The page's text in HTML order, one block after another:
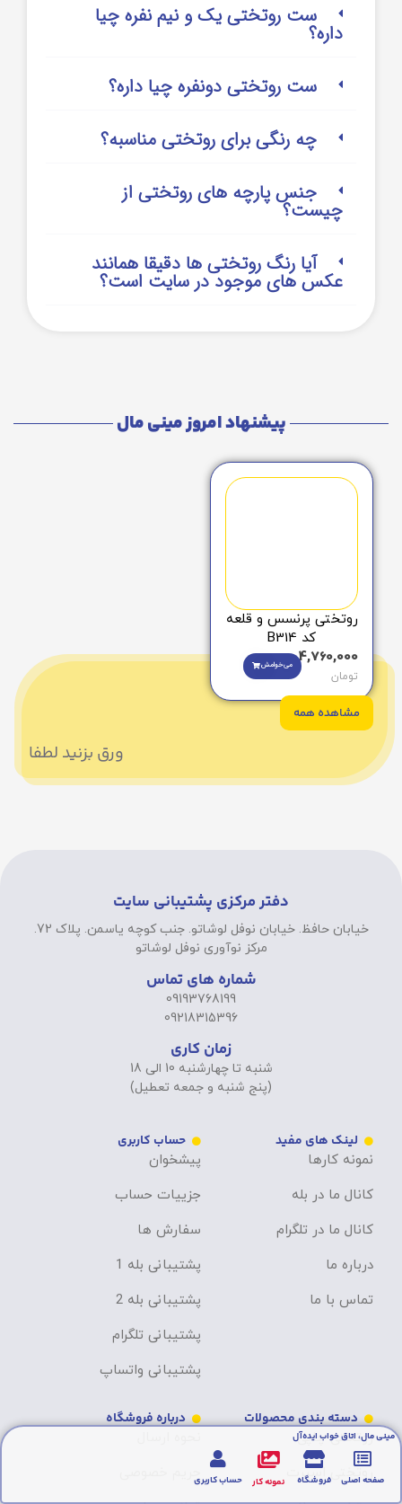
ست روتختی یک و نیم نفره چیا
داره؟
ست روتختی دونفره چیا داره؟
چه رنگی برای روتختی مناسبه؟
جنس پارچه های روتختی از
چیست؟
آیا رنگ روتختی ها دقیقا همانند
عکس های موجود در سایت است؟
پیشنهاد امروز مینی مال
روتختی پرنسس و قلعه
کد B314
4,760,000
تومان
می‌خوامش
مشاهده همه
ورق بزنید لطفا
دفتر مرکزی پشتیبانی سایت
خیابان حافظ. خیابان نوفل لوشاتو. جنب کوچه یاسمن. پلاک 72.
مرکز نوآوری نوفل لوشاتو
شماره های تماس
09193768199
09218315396
زمان کاری
شنبه تا چهارشنبه 10 الی 18
(پنج شنبه و جمعه تعطیل)
لینک های مفید
نمونه کارها
کانال ما در بله
کانال ما در تلگرام
درباره ما
تماس با ما
حساب کاربری
پیشخوان
جزییات حساب
سفارش ها
پشتیبانی بله 1
پشتیبانی بله 2
پشتیبانی تلگرام
پشتیبانی واتساپ
دسته بندی محصولات
روتختی چاپی
روتختی اسپرت
درباره فروشگاه
مینی مال، اتاق خواب ایده‌آل
صفحه اصلی فروشگاه نمونه کار حساب کاربری